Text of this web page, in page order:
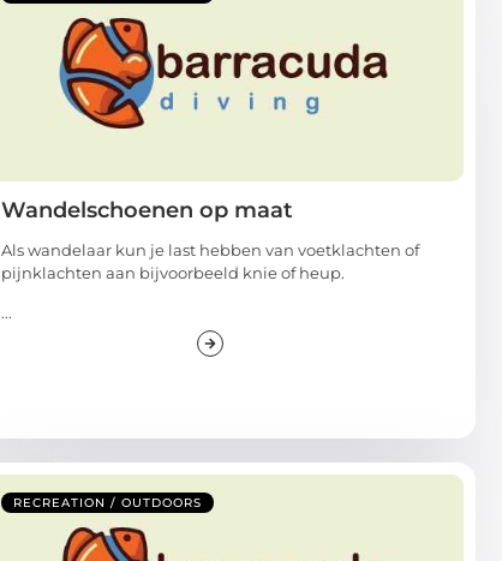
Wandelschoenen op maat
Als wandelaar kun je last hebben van voetklachten of
pijnklachten aan bijvoorbeeld knie of heup.
...
RECREATION / OUTDOORS